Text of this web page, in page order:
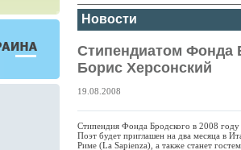
Новости
Стипендиатом Фонда
Борис Херсонский
19.08.2008
Стипендия Фонда Бродского в 2008
Поэт будет приглашен на два месяца в
Риме (La Sapienza), а также станет